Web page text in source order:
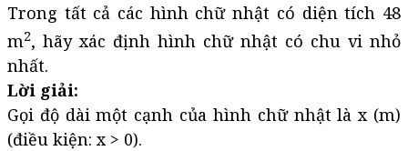
Trong tất cả các hình chữ nhật có diện tích 48
m2, hãy xác định hình chữ nhật có chu vi nhỏ
nhất.
Lời giải:
Gọi độ dài một cạnh của hình chữ nhật là x (m)
(điều kiện: x > 0).